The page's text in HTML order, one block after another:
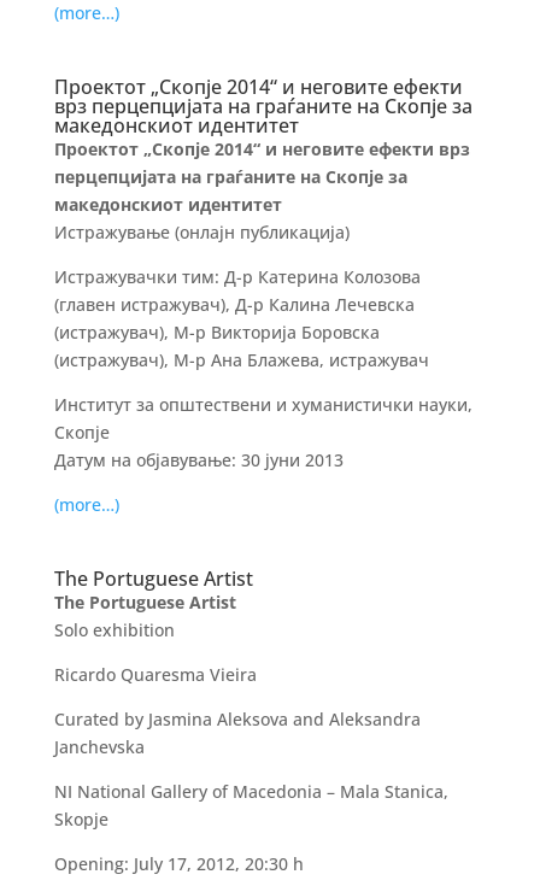
(more…)
Проектот „Скопје 2014“ и неговите ефекти
врз перцепцијата на граѓаните на Скопје за
македонскиот идентитет
Проектот „Скопје 2014“ и неговите ефекти врз
перцепцијата на граѓаните на Скопје за
македонскиот идентитет
Истражување (онлајн публикација)
Истражувачки тим: Д-р Катерина Колозова
(главен истражувач), Д-р Калина Лечевска
(истражувач), М-р Викторија Боровска
(истражувач), М-р Ана Блажева, истражувач
Институт за општествени и хуманистички науки,
Скопје
Датум на објавување: 30 јуни 2013
(more…)
The Portuguese Artist
The Portuguese Artist
Solo exhibition
Ricardo Quaresma Vieira
Curated by Jasmina Aleksova and Aleksandra
Janchevska
NI National Gallery of Macedonia – Mala Stanica,
Skopje
Opening: July 17, 2012, 20:30 h